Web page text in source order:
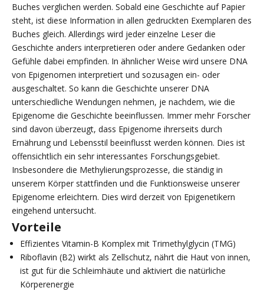
Buches verglichen werden. Sobald eine Geschichte auf Papier
steht, ist diese Information in allen gedruckten Exemplaren des
Buches gleich. Allerdings wird jeder einzelne Leser die
Geschichte anders interpretieren oder andere Gedanken oder
Gefühle dabei empfinden. In ähnlicher Weise wird unsere DNA
von Epigenomen interpretiert und sozusagen ein- oder
ausgeschaltet. So kann die Geschichte unserer DNA
unterschiedliche Wendungen nehmen, je nachdem, wie die
Epigenome die Geschichte beeinflussen. Immer mehr Forscher
sind davon überzeugt, dass Epigenome ihrerseits durch
Ernährung und Lebensstil beeinflusst werden können. Dies ist
offensichtlich ein sehr interessantes Forschungsgebiet.
Insbesondere die Methylierungsprozesse, die ständig in
unserem Körper stattfinden und die Funktionsweise unserer
Epigenome erleichtern. Dies wird derzeit von Epigenetikern
eingehend untersucht.
Vorteile
Effizientes Vitamin-B Komplex mit Trimethylglycin (TMG)
Riboflavin (B2) wirkt als Zellschutz, nährt die Haut von innen,
ist gut für die Schleimhäute und aktiviert die natürliche
Körperenergie